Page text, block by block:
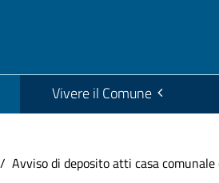
Vivere il Comune
Avviso di deposito atti casa